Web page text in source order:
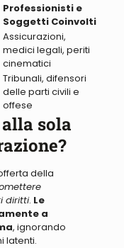
Professionisti e
Soggetti Coinvolti
Assicurazioni,
medici legali, periti
cinematici
Tribunali, difensori
delle parti civili e
offese
sola
della
diritti. Le
a
, ignorando
latenti.